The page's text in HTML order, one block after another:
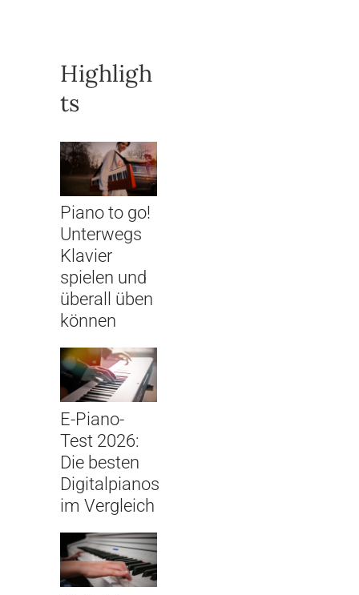
Highligh
ts
Piano to go!
Unterwegs
Klavier
spielen und
überall üben
können
E-Piano-
Test 2026:
Die besten
Digitalpianos
im Vergleich